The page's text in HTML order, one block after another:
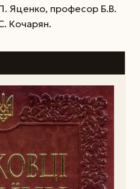
Яценко, професор Б.В.
Кочарян.